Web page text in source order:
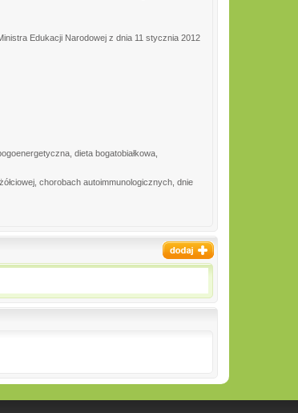
Edukacji Narodowej z dnia 11 stycznia 2012
dieta bogatobiałkowa,
chorobach autoimmunologicznych, dnie